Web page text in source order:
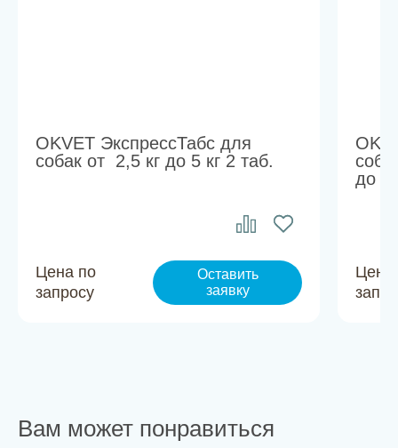
OKVET ЭкспрессТабс для
собак от 2,5 кг до 5 кг 2 таб.
Цена по
запросу
Оставить
заявку
до
Цена
Вам может понравиться